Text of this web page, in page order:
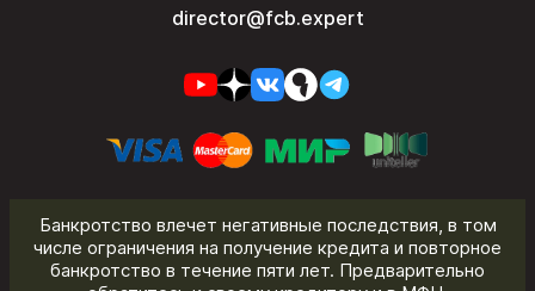
director@fcb.expert
Банкротство влечет негативные последствия, в том
числе ограничения на получение кредита и повторное
банкротство в течение пяти лет. Предварительно